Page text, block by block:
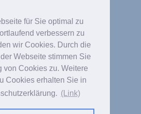
für Sie optimal zu
verbessern zu
wir Cookies. Durch die
Webseite stimmen Sie
von Cookies zu. Weitere
Cookies erhalten Sie in
(Link)